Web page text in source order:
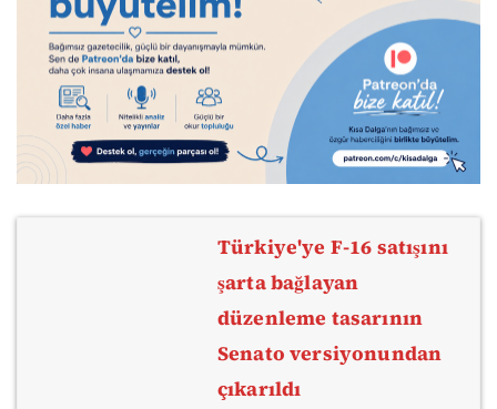
Türkiye'ye F-16 satışını
şarta bağlayan
düzenleme tasarının
Senato versiyonundan
çıkarıldı